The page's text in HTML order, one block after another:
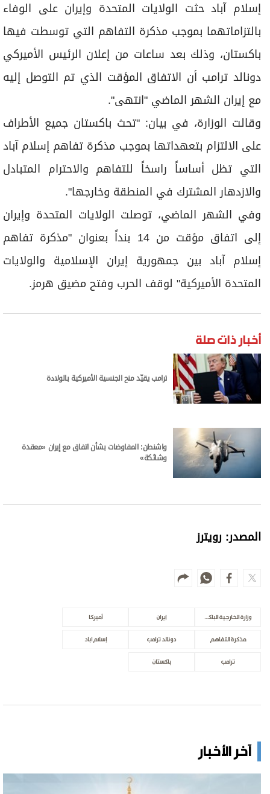
عدد اليوم
مواقيت الصلاة
الأحوال الجوية
إسلام آباد حثت الولايات المتحدة وإيران على الوفاء
بالتزاماتهما بموجب مذكرة التفاهم التي توسطت فيها
باكستان، وذلك بعد ساعات من إعلان الرئيس الأميركي
دونالد ترامب أن الاتفاق المؤقت الذي تم التوصل إليه
مع إيران الشهر الماضي "انتهى".
وقالت الوزارة، في بيان: "تحث باكستان جميع الأطراف
على الالتزام بتعهداتها بموجب مذكرة تفاهم إسلام آباد
التي تظل أساساً راسخاً للتفاهم والاحترام المتبادل
والازدهار المشترك في المنطقة وخارجها".
وفي الشهر الماضي، توصلت الولايات المتحدة وإيران
إلى اتفاق مؤقت من 14 بنداً بعنوان "مذكرة تفاهم
إسلام آباد بين جمهورية إيران الإسلامية والولايات
المتحدة الأميركية" لوقف الحرب وفتح مضيق هرمز.
أخبار ذات صلة
ترامب يقيّد منح الجنسية الأميركية بالولادة
واشنطن: المفاوضات بشأن اتفاق مع إيران «معقدة
وشائكة»
المصدر: رويترز
وزارة الخارجية الباكستانية إيران أميركا
مذكرة التفاهم دونالد ترامب إسلام اباد
ترامب باكستان
آخر الأخبار